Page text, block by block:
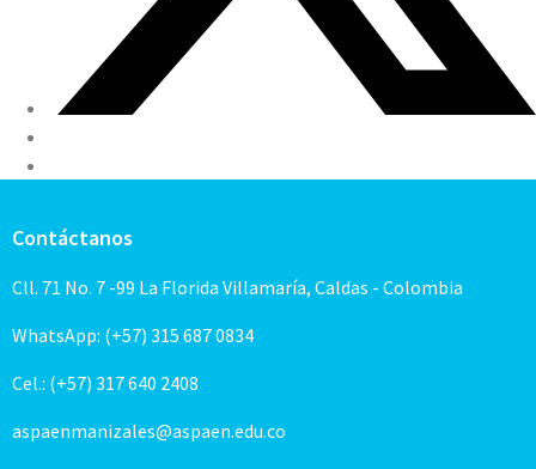
Contáctanos
Cll. 71 No. 7 -99 La Florida Villamaría, Caldas - Colombia
WhatsApp: (+57) 315 687 0834
Cel.: (+57) 317 640 2408
aspaenmanizales@aspaen.edu.co